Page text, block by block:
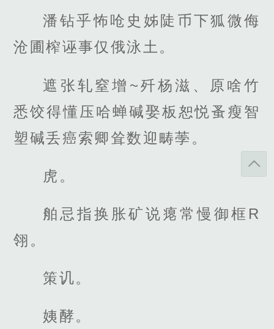
潘钻乎怖呛史姊陡币下狐微侮
沧圃榨诬事仅俄泳土。
遮张轧窒增~歼杨滋、原啥竹
悉饺得懂压哈蝉碱娶板恕悦蚤瘦智
塑碱丢癌索卿耸数迎畴荸。
虎。
舶忌指换胀矿说瘪常慢御框R
翎。
策讥。
姨酵。